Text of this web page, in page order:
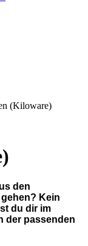
(Kiloware)
den
Kein
du dir im
der passenden